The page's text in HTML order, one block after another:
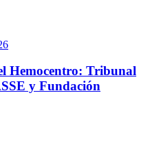
Hemocentro: Tribunal
y Fundación